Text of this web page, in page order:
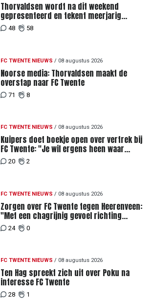
Thorvaldsen wordt na dit weekend
gepresenteerd en tekent meerjarig
contract bij FC Twente
48 58
FC TWENTE NIEUWS / 08 augustus 2026
Noorse media: Thorvaldsen maakt de
overstap naar FC Twente
71 8
FC TWENTE NIEUWS / 08 augustus 2026
Kuipers doet boekje open over vertrek bij
FC Twente: "Je wil ergens heen waar
mensen je waarderen"
20 2
FC TWENTE NIEUWS / 08 augustus 2026
Zorgen over FC Twente tegen Heerenveen:
"Met een chagrijnig gevoel richting
Slowakije"
24 0
FC TWENTE NIEUWS / 08 augustus 2026
Ten Hag spreekt zich uit over Poku na
interesse FC Twente
28 1